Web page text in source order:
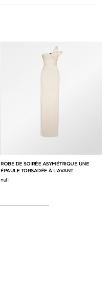
ROBE DE SOIRÉE ASYMÉTRIQUE UNE
ÉPAULE TORSADÉE À L’AVANT
null